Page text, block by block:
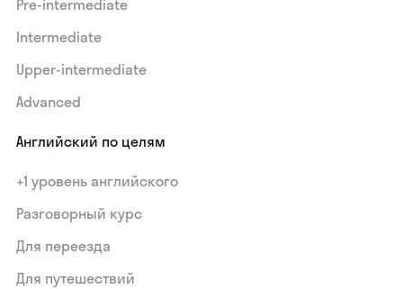
Pre-intermediate
Intermediate
Upper-intermediate
Advanced
Английский по целям
+1 уровень английского
Разговорный курс
Для переезда
Для путешествий